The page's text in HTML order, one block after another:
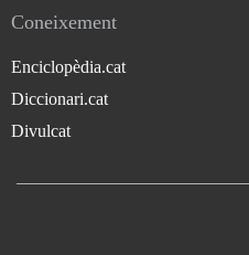
Coneixement
Enciclopèdia.cat
Diccionari.cat
Divulcat